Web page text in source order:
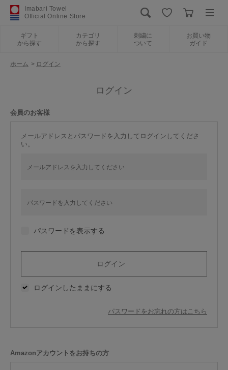
Imabari Towel
Official Online Store
ギフト
から探す
カテゴリ
から探す
刺繍に
ついて
お買い物
ガイド
カテゴリから探す
刺繍について
今治タオルについて
会員サービス
規約
ホーム > ログイン
ログイン
会員のお客様
メールアドレスとパスワードを入力してログインしてくださ
い。
パスワードを表示する
ログインしたままにする
パスワードをお忘れの方はこちら
Amazonアカウントをお持ちの方